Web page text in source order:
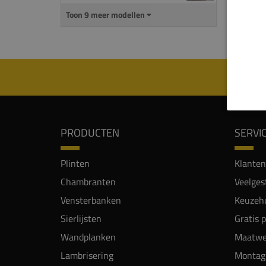
Toon 9 meer modellen
PRODUCTEN
Plinten
Chambranten
Vensterbanken
Sierlijsten
Wandplanken
Lambrisering
Gratis